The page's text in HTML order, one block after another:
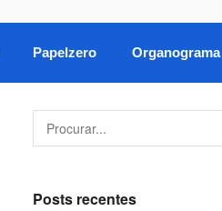
Papelzero Organograma
Posts recentes